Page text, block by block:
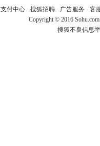
支付中心- 搜狐招聘- 广告服务 - 客
Copyright © 2016
搜狐不良信息